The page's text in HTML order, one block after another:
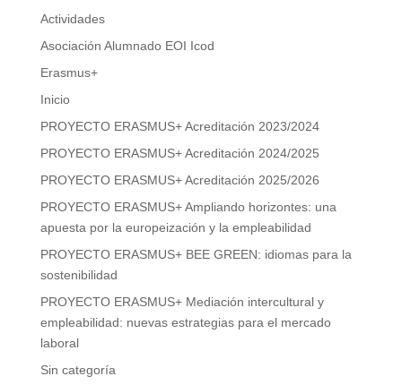
Actividades
Asociación Alumnado EOI Icod
Erasmus+
Inicio
PROYECTO ERASMUS+ Acreditación 2023/2024
PROYECTO ERASMUS+ Acreditación 2024/2025
PROYECTO ERASMUS+ Acreditación 2025/2026
PROYECTO ERASMUS+ Ampliando horizontes: una
apuesta por la europeización y la empleabilidad
PROYECTO ERASMUS+ BEE GREEN: idiomas para la
sostenibilidad
PROYECTO ERASMUS+ Mediación intercultural y
empleabilidad: nuevas estrategias para el mercado
laboral
Sin categoría